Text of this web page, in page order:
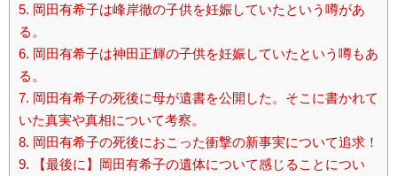
5. 岡田有希子は峰岸徹の子供を妊娠していたという噂があ
る。
6. 岡田有希子は神田正輝の子供を妊娠していたという噂もあ
る。
7. 岡田有希子の死後に母が遺書を公開した。そこに書かれて
いた真実や真相について考察。
8. 岡田有希子の死後におこった衝撃の新事実について追求！
9. 【最後に】岡田有希子の遺体について感じることについ